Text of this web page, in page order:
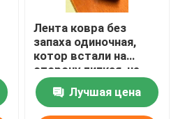
Лента ковра без
запаха одиночная,
котор встали на
сторону липкая, не
отражательные
слипчивые прокладки
половика
Лучшая цена